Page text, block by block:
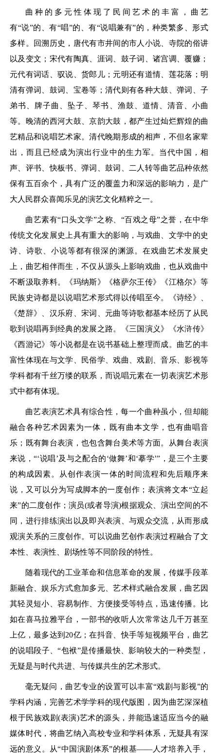
曲种的多元性体现了民间艺术的丰富，曲艺
有“说”的、有“唱”的、有“说唱兼有”的，种类繁多、形式
多样。回溯历史，唐代有市井间的市人小说、寺院的俗讲
以及变文；宋代有陶真、涯词、鼓子词、诸宫调、覆赚；
元代有词话、驭说、货郎儿；元明还有道情、莲花落；明
清有弹词、鼓词、宝卷等；清代则有各种大鼓、弹词、子
弟书、牌子曲、坠子、琴书、渔鼓、道情、清音、小曲
等。晚清的西河大鼓、京韵大鼓，都产生过灿烂辉煌的曲
艺精品和说唱艺术家。清代晚期形成的相声，不但名家辈
出，而且已经成为演出行业中的生力军。当代中国，相
声、评书、快板书、弹词、鼓词、二人转等曲艺品种依然
保有五百余个，具有广泛的覆盖力和深远的影响力，是广
大人民群众喜闻乐见的演艺文化精粹之一。
曲艺素有“口头文学”之称、“百戏之母”之誉，在中华
传统文化发展史上具有重大的影响，与戏曲、文学中的史
诗、诗歌、小说等都有很深的渊源。在戏曲艺术发展史
上，曲艺相伴而生，不仅从源头上影响戏曲，也从戏曲中
不断汲取养料。《玛纳斯》《格萨尔王传》《江格尔》等
民族史诗都是以说唱艺术形式得以传唱至今。《诗经》、
《楚辞》、汉乐府、宋词、元曲等诗歌都基本经历了从民
歌到说唱再到经典的发展之路。《三国演义》《水浒传》
《西游记》等小说都是在说书基础上整理而成。曲艺的丰
富性体现在与文学、民俗学、戏曲、戏剧、音乐、影视等
学科都有千丝万缕的联系，而说唱元素在一切表演艺术形
式中都有体现。
曲艺表演艺术具有综合性，每一个曲种虽小，但却能
融合各种艺术因素为一体，既有曲本文学，也有曲唱音
乐；既有舞台表演，也包含舞台美术等方面。从舞台表演
来说，“‘说唱’及与之配合的‘做舞’和‘摹学’”，是三个主要
的构成因素。从创作表演一体的时间流程和先后顺序来
说，又可以分为写成脚本的一度创作；表演将文本“立起
来”的二度创作；演员(或者导演)根据观众、演出空间的不
同，进行排练演出以及即兴表演、与观众交流，从而形成
观演关系的三度创作。可以说曲艺创作表演过程融合了文
本性、表演性、剧场性等不同阶段的特性。
随着现代的工业革命和信息革命的发展，传媒手段革
新融合、娱乐方式愈加多元、艺术样式融合发展，曲艺因
其轻灵短小、容易制作、方便接受等特点，迅速传播。比
如在喜马拉雅平台，一部书的收听人次常常达几千万甚至
上亿，最多达到20亿；在抖音、快手等短视频平台，曲艺
的说唱段子、“包袱”是传播最快、影响较大的一种类型，
无疑是与时代共进、与传媒共生的艺术形式。
毫无疑问，曲艺专业的设置可以丰富“戏剧与影视”的
学科内涵，完善艺术学学科的现代版图，因为曲艺深深植
根于民族戏剧(表演)艺术的源头，并能迅速适应当今的融
媒体时代，将曲艺纳入高校专业和学科体系，无疑具有深
远的意义。从“中国演剧体系”的根基——人才培养入手，